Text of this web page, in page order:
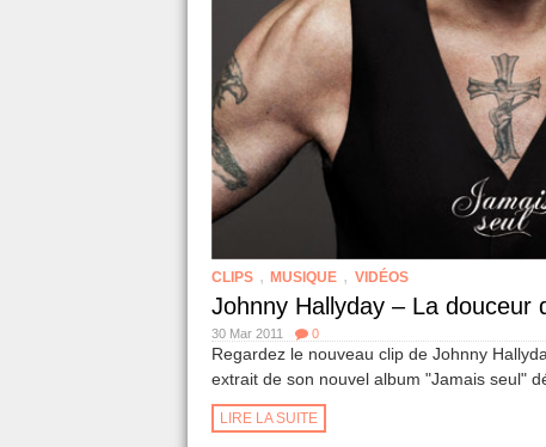
CLIPS , MUSIQUE , VIDÉOS
Johnny Hallyday – La douceur
30 Mar 2011 0
Regardez le nouveau clip de Johnny
extrait de son nouvel album "Jamais seul"
LIRE LA SUITE